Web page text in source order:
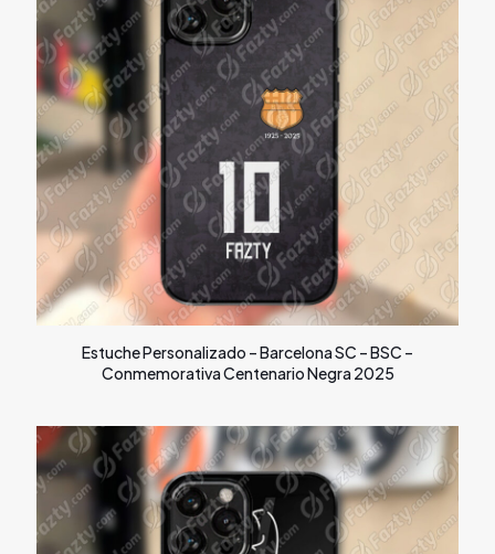
Estuche Personalizado – Barcelona SC – BSC –
Conmemorativa Centenario Negra 2025